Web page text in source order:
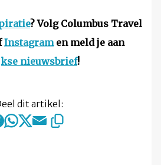
? Volg Columbus Travel
Instagramen meld je aan
nieuwsbrief!
dit artikel: